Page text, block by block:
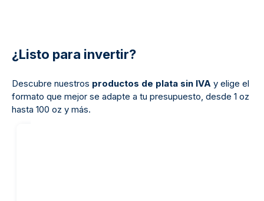
¿Listo para invertir?
Descubre nuestros productos de plata sin IVA y elige el
formato que mejor se adapte a tu presupuesto, desde 1 oz
hasta 100 oz y más.